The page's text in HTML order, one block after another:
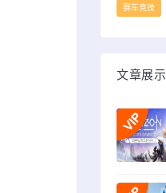
赛车竞技
文章展示